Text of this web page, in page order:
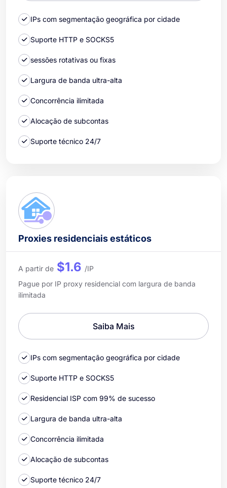
IPs com segmentação geográfica por cidade
Suporte HTTP e SOCKS5
sessões rotativas ou fixas
Largura de banda ultra-alta
Concorrência ilimitada
Alocação de subcontas
Suporte técnico 24/7
Proxies residenciais estáticos
A partir de $1.6 /IP
Pague por IP proxy residencial com largura de banda
ilimitada
Saiba Mais
IPs com segmentação geográfica por cidade
Suporte HTTP e SOCKS5
Residencial ISP com 99% de sucesso
Largura de banda ultra-alta
Concorrência ilimitada
Alocação de subcontas
Suporte técnico 24/7